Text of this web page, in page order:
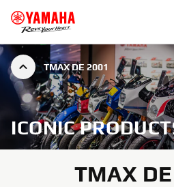
TMAX DE 2001
ICONIC
TMAX